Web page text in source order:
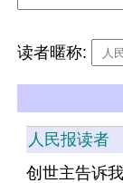
读者暱称:
人民报读者
创世主告诉